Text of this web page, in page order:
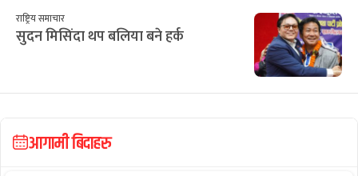
राष्ट्रिय समाचार
सुदन मिसिंदा थप बलिया बने हर्क
आगामी बिदाहरु